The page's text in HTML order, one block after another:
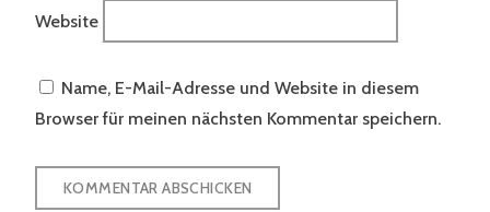
Website
Name, E-Mail-Adresse und Website in diesem
Browser für meinen nächsten Kommentar speichern.